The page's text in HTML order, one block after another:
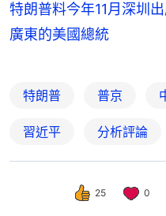
特朗普料今年11月深圳
廣東的美國總統
特朗普 普京
習近平 分析評論
25 0